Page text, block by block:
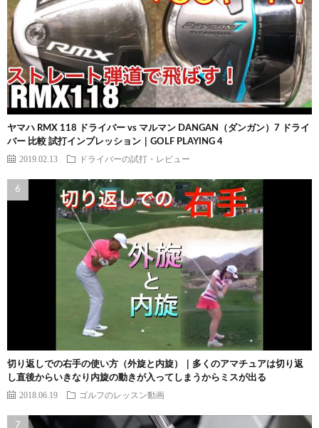
ヤマハ RMX 118 ドライバー vs マルマン DANGAN（ダンガン）7 ドライ
バー 比較 試打インプレッション｜GOLF PLAYING 4
2019.02.13 ドライバーの試打・レビュー
切り返しでの右手の使い方（外旋と内旋）｜多くのアマチュアは切り返
し直後からいきなり内旋の動きが入ってしまうからミスが出る
2018.06.19 ゴルフのレッスン動画